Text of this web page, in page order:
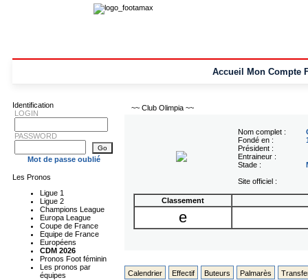
Accueil Mon Compte
Identification
LOGIN
PASSWORD
Mot de passe oublié
Les Pronos
Ligue 1
Ligue 2
Champions League
Europa League
Coupe de France
Equipe de France
Européens
CDM 2026
Pronos Foot féminin
Les pronos par
équipes
~~ Club Olimpia ~~
Nom complet :
Fondé en :
Président :
Entraineur :
Stade :
Site officiel :
Classement
e
Calendrier Effectif Buteurs Palmarès